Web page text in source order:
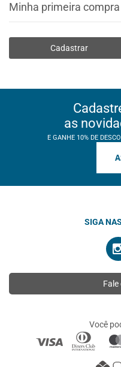
Minha primeira compra
Cadastrar
as
E GANHE 10% DE
SIGA
Fale
Você